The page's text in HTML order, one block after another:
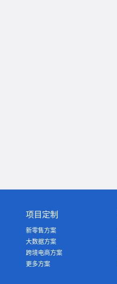
项目定制
新零售方案
大数据方案
跨境电商方案
更多方案